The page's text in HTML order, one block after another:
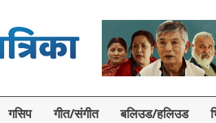
गसिप गीत/संगीत बलिउड/हलिउड